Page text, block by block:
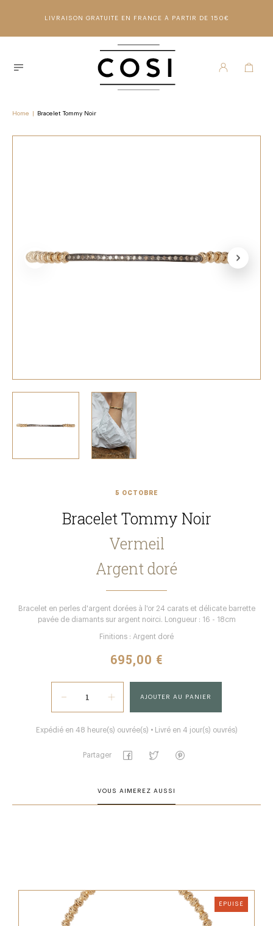
LIVRAISON GRATUITE EN FRANCE À PARTIR DE 150€
Home Bracelet Tommy Noir
5 OCTOBRE
Bracelet Tommy Noir
Vermeil
Argent doré
Bracelet en perles d'argent dorées à l'or 24 carats et délicate barrette
pavée de diamants sur argent noirci. Longueur : 16 - 18cm
Finitions : Argent doré
695,00 €
AJOUTER AU PANIER
Expédié en 48 heure(s) ouvrée(s) • Livré en 4 jour(s) ouvrés)
Partager
VOUS AIMEREZ AUSSI
ÉPUISÉ